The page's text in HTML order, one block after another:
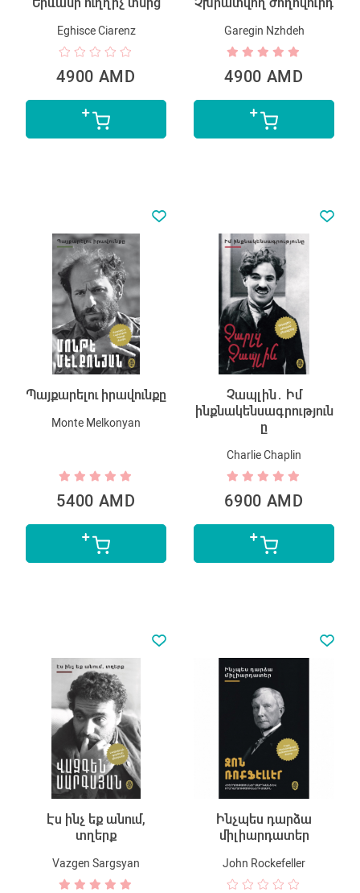
Eghisce Ciarenz
4900 AMD
Garegin Nzhdeh
4900 AMD
Պայքարելու իրավունքը
Monte Melkonyan
5400 AMD
Չապլին․ Իմ
ինքնակենսագրություն
ը
Charlie Chaplin
6900 AMD
Էս ինչ եք անում,
տղերք
Vazgen Sargsyan
Ինչպես դարձա
միլիարդատեր
John Rockefeller